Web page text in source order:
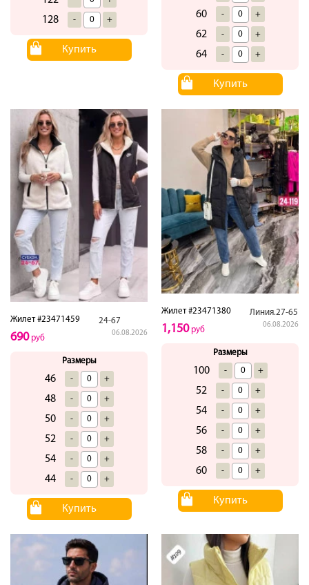
128 - +
Купить
60 - +
62 - +
64 - +
Купить
Жилет #23471459 24-67
06.08.2026
690руб
Размеры
46 - +
48 - +
50 - +
52 - +
54 - +
44 - +
Купить
Жилет #23471380 Линия.27-65
06.08.2026
1,150руб
Размеры
100 - +
52 - +
54 - +
56 - +
58 - +
60 - +
Купить